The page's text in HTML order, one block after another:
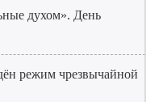
духом». День
режим чрезвычайной